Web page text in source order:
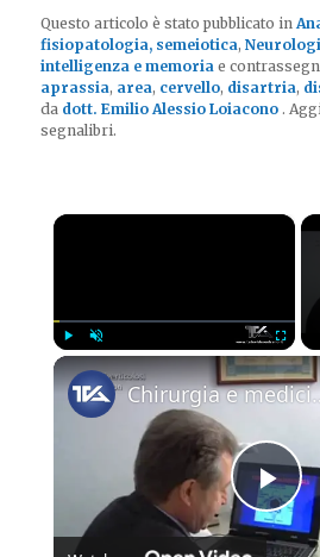
Questo articolo è stato pubblicato in
fisiopatologia, semeiotica,
intelligenza e memoria e
aprassia, area, cervello, disartria,
da dott. Emilio Alessio Loiacono .
segnalibri.
×
Fullscreen
Chirurgia e